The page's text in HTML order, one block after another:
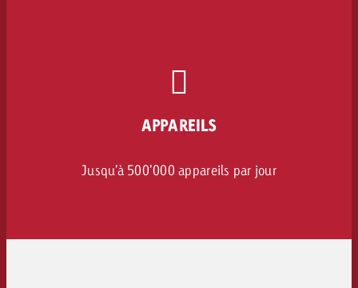
APPAREILS
Jusqu’à 500’000 appareils par jour